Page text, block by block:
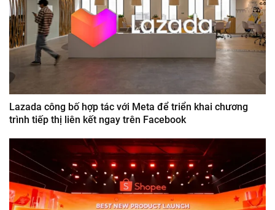
Lazada công bố hợp tác với Meta để triển khai chương
trình tiếp thị liên kết ngay trên Facebook